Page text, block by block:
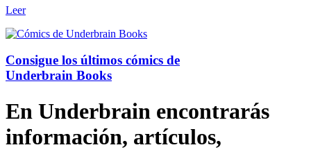
Leer
Consigue los últimos cómics de
Underbrain Books
En Underbrain encontrarás
información, artículos,